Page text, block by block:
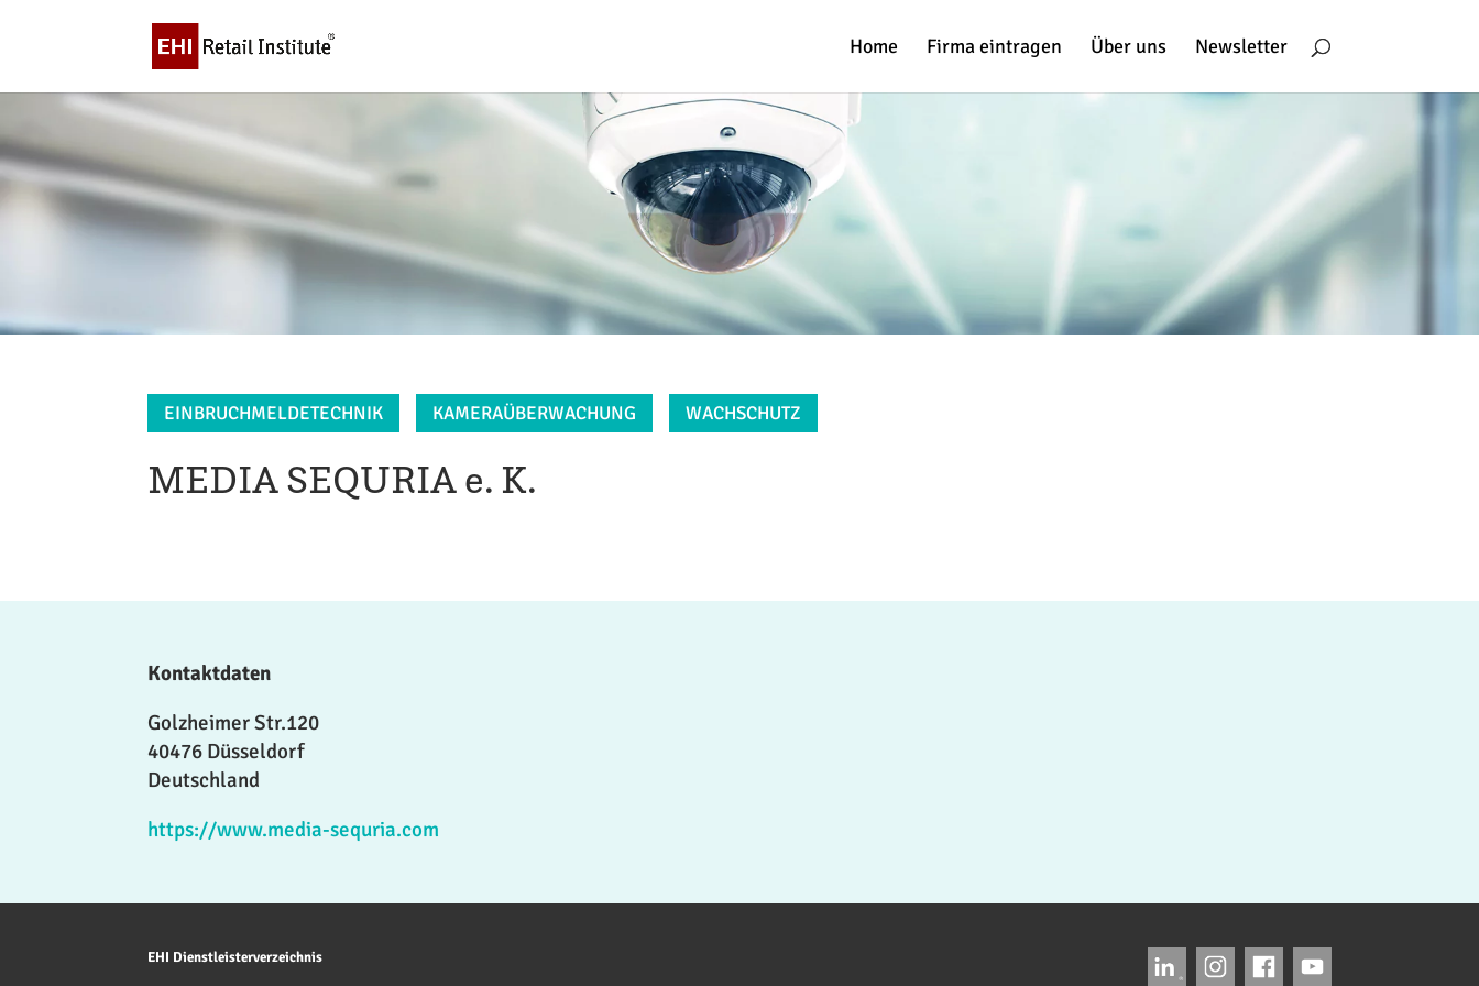
Home Firma eintragen Über uns Newsletter
EINBRUCHMELDETECHNIK KAMERAÜBERWACHUNG WACHSCHUTZ
MEDIA SEQURIA e. K.
Kontaktdaten
Golzheimer Str.120
40476 Düsseldorf
Deutschland
https://www.media-sequria.com
EHI Dienstleisterverzeichnis